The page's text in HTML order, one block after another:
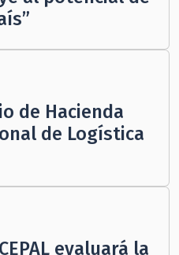
de Hacienda
de Logística
evaluará la